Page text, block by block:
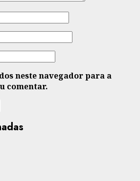
neste navegador para a
comentar.